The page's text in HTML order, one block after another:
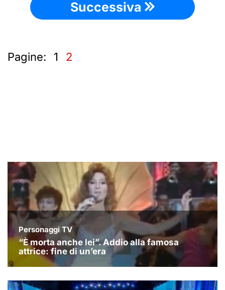
Successiva
Pagine: 1 2